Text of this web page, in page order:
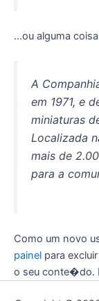
…ou alguma
A
em 1971, e
miniaturas
Localizada
mais de
para a
Como um novo
painel para
o seu conte�do.